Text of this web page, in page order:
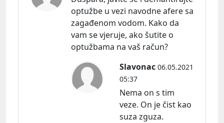
optužbe u vezi navodne afere sa
zagađenom vodom. Kako da
vam se vjeruje, ako šutite o
optužbama na vaš račun?
Slavonac 06.05.2021
05:37
Nema on s tim
veze. On je čist kao
suza zguza.